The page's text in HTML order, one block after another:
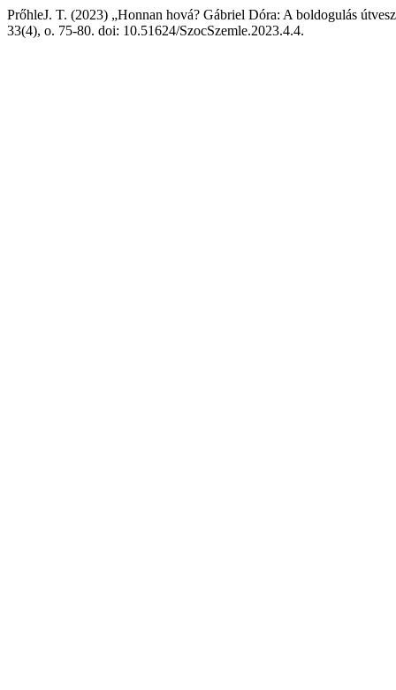
PrőhleJ. T. (2023) „Honnan hová? Gábriel Dóra: A boldogulás
33(4), o. 75-80. doi: 10.51624/SzocSzemle.2023.4.4.